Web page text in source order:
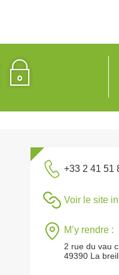
+33 2 41 51
Voir le site
M’y rendre :
2 rue du vau
49390 La